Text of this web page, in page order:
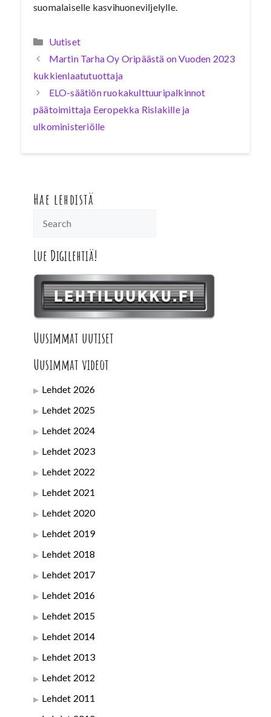
suomalaiselle kasvihuoneviljelylle.
Kategoriat
Uutiset
Martin Tarha Oy Oripäästä on Vuoden 2023
kukkienlaatutuottaja
ELO-säätiön ruokakulttuuripalkinnot
päätoimittaja Eeropekka Rislakille ja
ulkoministeriölle
Hae lehdistä
Lue Digilehtiä!
Uusimmat uutiset
Uusimmat videot
Lehdet 2026
Lehdet 2025
Lehdet 2024
Lehdet 2023
Lehdet 2022
Lehdet 2021
Lehdet 2020
Lehdet 2019
Lehdet 2018
Lehdet 2017
Lehdet 2016
Lehdet 2015
Lehdet 2014
Lehdet 2013
Lehdet 2012
Lehdet 2011